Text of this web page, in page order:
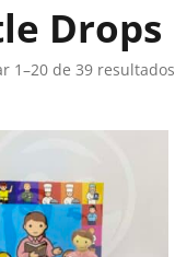
Drops
1–20 de 39 resultados